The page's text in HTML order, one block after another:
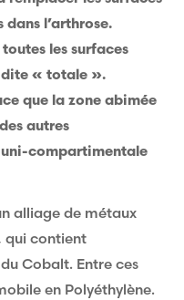
l’arthrose.
les surfaces
dite « totale ».
que la zone abimée
autres
compartimentale
alliage de métaux
qui contient
Cobalt. Entre ces
en Polyéthylène.